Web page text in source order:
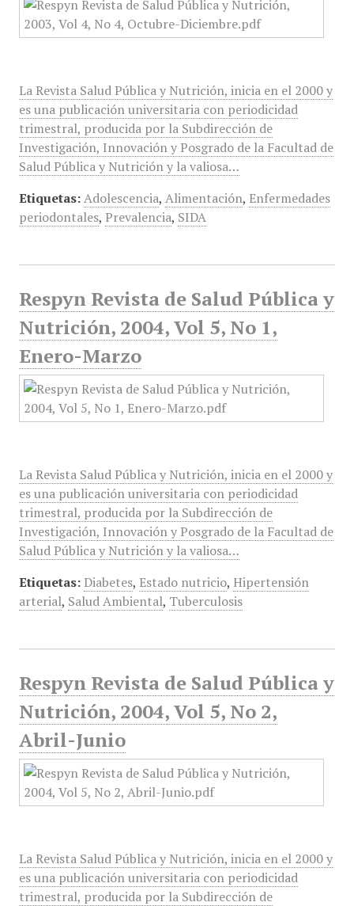
La Revista Salud Pública y Nutrición, inicia en el 2000 y
es una publicación universitaria con periodicidad
trimestral, producida por la Subdirección de
Investigación, Innovación y Posgrado de la Facultad de
Salud Pública y Nutrición y la valiosa…
Etiquetas: Adolescencia, Alimentación, Enfermedades
periodontales, Prevalencia, SIDA
Respyn Revista de Salud Pública y
Nutrición, 2004, Vol 5, No 1,
Enero-Marzo
La Revista Salud Pública y Nutrición, inicia en el 2000 y
es una publicación universitaria con periodicidad
trimestral, producida por la Subdirección de
Investigación, Innovación y Posgrado de la Facultad de
Salud Pública y Nutrición y la valiosa…
Etiquetas: Diabetes, Estado nutricio, Hipertensión
arterial, Salud Ambiental, Tuberculosis
Respyn Revista de Salud Pública y
Nutrición, 2004, Vol 5, No 2,
Abril-Junio
La Revista Salud Pública y Nutrición, inicia en el 2000 y
es una publicación universitaria con periodicidad
trimestral, producida por la Subdirección de